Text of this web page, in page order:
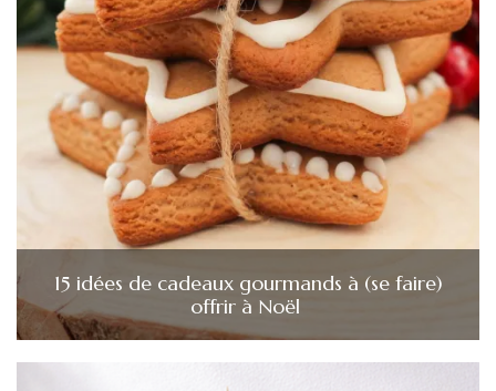
15 idées de cadeaux gourmands à (se faire)
offrir à Noël